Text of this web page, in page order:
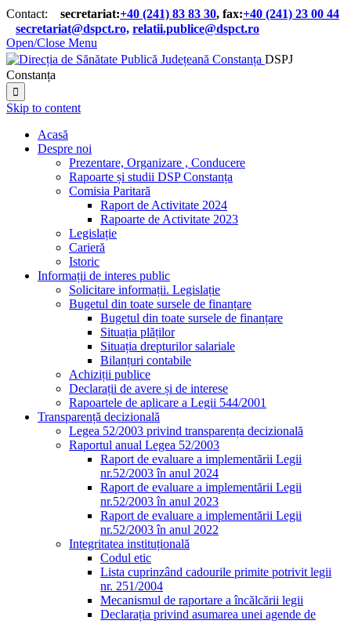
Contact: secretariat:+40 (241) 83 83 30, fax:+40 (241) 23 00 44
secretariat@dspct.ro, relatii.publice@dspct.ro
Open/Close Menu
DSPJ
Constanța

Skip to content
Acasă
Despre noi
Prezentare, Organizare , Conducere
Rapoarte și studii DSP Constanța
Comisia Paritară
Raport de Activitate 2024
Rapoarte de Activitate 2023
Legislație
Carieră
Istoric
Informații de interes public
Solicitare informații. Legislație
Bugetul din toate sursele de finanțare
Bugetul din toate sursele de finanțare
Situația plăților
Situația drepturilor salariale
Bilanțuri contabile
Achiziții publice
Declarații de avere și de interese
Rapoartele de aplicare a Legii 544/2001
Transparență decizională
Legea 52/2003 privind transparența decizională
Raportul anual Legea 52/2003
Raport de evaluare a implementării Legii
nr.52/2003 în anul 2024
Raport de evaluare a implementării Legii
nr.52/2003 în anul 2023
Raport de evaluare a implementării Legii
nr.52/2003 în anul 2022
Integritatea instituțională
Codul etic
Lista cuprinzând cadourile primite potrivit legii
nr. 251/2004
Mecanismul de raportare a încălcării legii
Declarația privind asumarea unei agende de